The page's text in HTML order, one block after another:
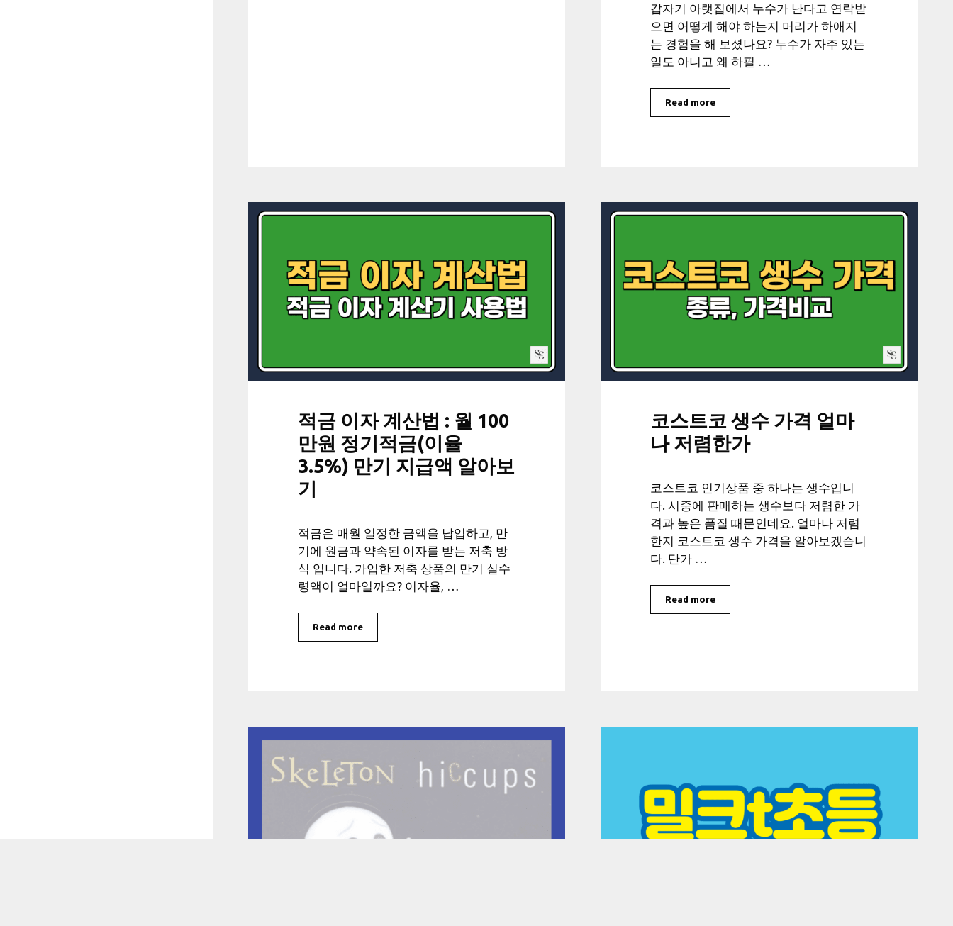
갑자기 아랫집에서 누수가 난다고 연락받
으면 어떻게 해야 하는지 머리가 하애지
는 경험을 해 보셨나요? 누수가 자주 있는
일도 아니고 왜 하필 …
Read more
적금 이자 계산법 : 월 100
만원 정기적금(이율
3.5%) 만기 지급액 알아보
기
적금은 매월 일정한 금액을 납입하고, 만
기에 원금과 약속된 이자를 받는 저축 방
식 입니다. 가입한 저축 상품의 만기 실수
령액이 얼마일까요? 이자율, …
Read more
코스트코 생수 가격 얼마
나 저렴한가
코스트코 인기상품 중 하나는 생수입니
다. 시중에 판매하는 생수보다 저렴한 가
격과 높은 품질 때문인데요. 얼마나 저렴
한지 코스트코 생수 가격을 알아보겠습니
다. 단가 …
Read more